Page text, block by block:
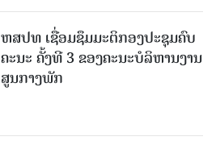
ຫສປທ ເຊື່ອມຊຶມມະຕິກອງປະຊຸມຄົບ
ຄະນະ ຄັ້ງທີ 3 ຂອງຄະນະບໍລິຫານງານ
ສູນກາງພັກ